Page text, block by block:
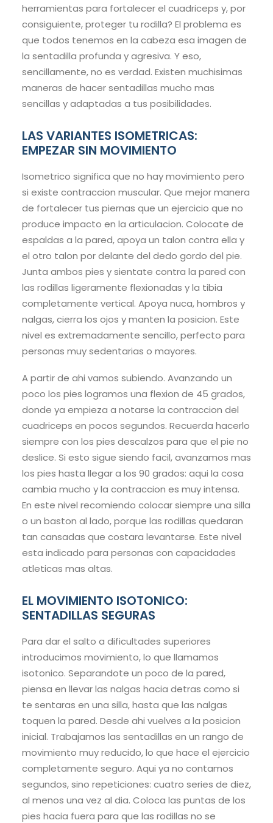
herramientas para fortalecer el cuadriceps y, por
consiguiente, proteger tu rodilla? El problema es
que todos tenemos en la cabeza esa imagen de
la sentadilla profunda y agresiva. Y eso,
sencillamente, no es verdad. Existen muchisimas
maneras de hacer sentadillas mucho mas
sencillas y adaptadas a tus posibilidades.
LAS VARIANTES ISOMETRICAS:
EMPEZAR SIN MOVIMIENTO
Isometrico significa que no hay movimiento pero
si existe contraccion muscular. Que mejor manera
de fortalecer tus piernas que un ejercicio que no
produce impacto en la articulacion. Colocate de
espaldas a la pared, apoya un talon contra ella y
el otro talon por delante del dedo gordo del pie.
Junta ambos pies y sientate contra la pared con
las rodillas ligeramente flexionadas y la tibia
completamente vertical. Apoya nuca, hombros y
nalgas, cierra los ojos y manten la posicion. Este
nivel es extremadamente sencillo, perfecto para
personas muy sedentarias o mayores.
A partir de ahi vamos subiendo. Avanzando un
poco los pies logramos una flexion de 45 grados,
donde ya empieza a notarse la contraccion del
cuadriceps en pocos segundos. Recuerda hacerlo
siempre con los pies descalzos para que el pie no
deslice. Si esto sigue siendo facil, avanzamos mas
los pies hasta llegar a los 90 grados: aqui la cosa
cambia mucho y la contraccion es muy intensa.
En este nivel recomiendo colocar siempre una silla
o un baston al lado, porque las rodillas quedaran
tan cansadas que costara levantarse. Este nivel
esta indicado para personas con capacidades
atleticas mas altas.
EL MOVIMIENTO ISOTONICO:
SENTADILLAS SEGURAS
Para dar el salto a dificultades superiores
introducimos movimiento, lo que llamamos
isotonico. Separandote un poco de la pared,
piensa en llevar las nalgas hacia detras como si
te sentaras en una silla, hasta que las nalgas
toquen la pared. Desde ahi vuelves a la posicion
inicial. Trabajamos las sentadillas en un rango de
movimiento muy reducido, lo que hace el ejercicio
completamente seguro. Aqui ya no contamos
segundos, sino repeticiones: cuatro series de diez,
al menos una vez al dia. Coloca las puntas de los
pies hacia fuera para que las rodillas no se